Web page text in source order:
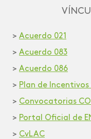
> Acuerdo 021
> Acuerdo 083
> Acuerdo 086
> Plan de
> Convocatorias
> Portal Oficial de
> CvLAC